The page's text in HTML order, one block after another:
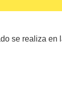
se realiza en